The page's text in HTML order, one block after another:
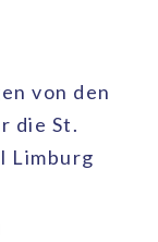
von den
die St.
Limburg